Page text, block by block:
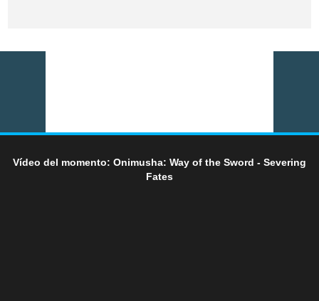
Vídeo del momento: Onimusha: Way of the Sword - Severing
Fates